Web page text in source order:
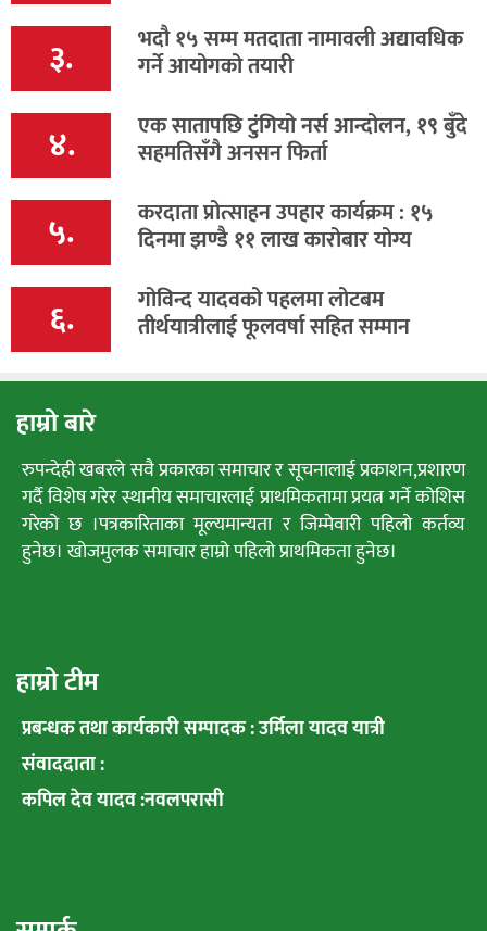
३. भदौ १५ सम्म मतदाता नामावली अद्यावधिक
गर्ने आयोगको तयारी
४. एक सातापछि टुंगियो नर्स आन्दोलन, १९ बुँदे
सहमतिसँगै अनसन फिर्ता
५. करदाता प्रोत्साहन उपहार कार्यक्रम : १५
दिनमा झण्डै ११ लाख कारोबार योग्य
६. गोविन्द यादवको पहलमा लोटबम
तीर्थयात्रीलाई फूलवर्षा सहित सम्मान
हाम्रो बारे
रुपन्देही खबरले सवै प्रकारका समाचार र सूचनालाई प्रकाशन,प्रशारण
गर्दै विशेष गरेर स्थानीय समाचारलाई प्राथमिकतामा प्रयत्न गर्ने कोशिस
गरेको छ ।पत्रकारिताका मूल्यमान्यता र जिम्मेवारी पहिलो कर्तव्य
हुनेछ। खोजमुलक समाचार हाम्रो पहिलो प्राथमिकता हुनेछ।
हाम्रो टीम
प्रबन्धक तथा कार्यकारी सम्पादक : उर्मिला यादव यात्री
संवाददाता :
कपिल देव यादव :नवलपरासी